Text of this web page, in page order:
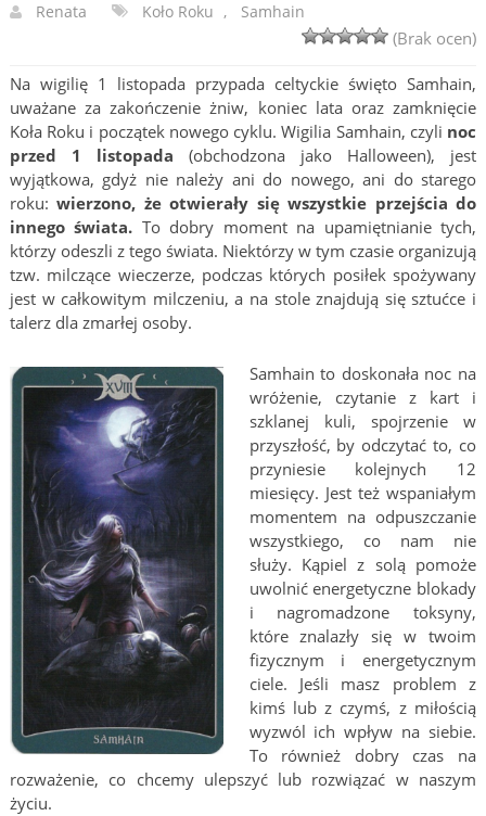
Renata
Koło Roku , Samhain
(Brak ocen)
Na wigilię 1 listopada przypada celtyckie święto Samhain,
uważane za zakończenie żniw, koniec lata oraz zamknięcie
Koła Roku i początek nowego cyklu. Wigilia Samhain, czyli noc
przed 1 listopada (obchodzona jako Halloween), jest
wyjątkowa, gdyż nie należy ani do nowego, ani do starego
roku:wierzono, że otwierały się wszystkie przejścia do
innego świata. To dobry moment na upamiętnianie tych,
którzy odeszli z tego świata. Niektórzy w tym czasie organizują
tzw. milczące wieczerze, podczas których posiłek spożywany
jest w całkowitym milczeniu, a na stole znajdują się sztućce i
talerz dla zmarłej osoby.
Samhain to doskonała noc na
wróżenie, czytanie z kart i
szklanej kuli, spojrzenie w
przyszłość, by odczytać to, co
przyniesie kolejnych 12
miesięcy. Jest też wspaniałym
momentem na odpuszczanie
wszystkiego, co nam nie
służy. Kąpiel z solą pomoże
uwolnić energetyczne blokady
i nagromadzone toksyny,
które znalazły się w twoim
fizycznym i energetycznym
ciele. Jeśli masz problem z
kimś lub z czymś, z miłością
wyzwól ich wpływ na siebie.
To również dobry czas na
rozważenie, co chcemy ulepszyć lub rozwiązać w naszym
życiu.